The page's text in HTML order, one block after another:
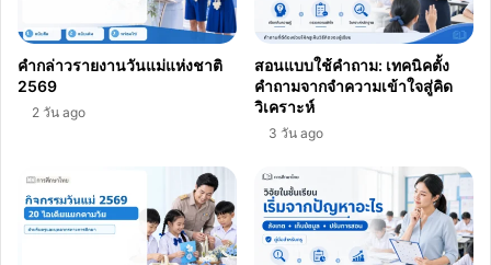
คำกล่าวรายงานวันแม่แห่งชาติ
2569
2 วัน ago
สอนแบบใช้คำถาม: เทคนิคตั้ง
คำถามจากจำความเข้าใจสู่คิด
วิเคราะห์
3 วัน ago